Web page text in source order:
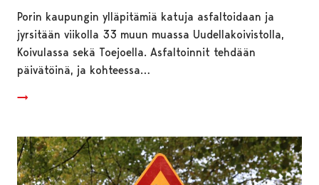
Porin kaupungin ylläpitämiä katuja asfaltoidaan ja
jyrsitään viikolla 33 muun muassa Uudellakoivistolla,
Koivulassa sekä Toejoella. Asfaltoinnit tehdään
päivätöinä, ja kohteessa…